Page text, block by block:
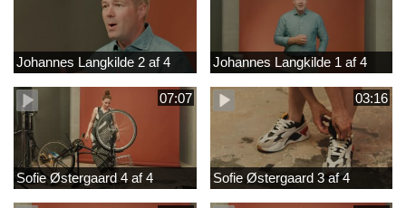
Johannes Langkilde 2 af 4 Johannes Langkilde 1 af 4
07:07
Sofie Østergaard 4 af 4
03:16
Sofie Østergaard 3 af 4